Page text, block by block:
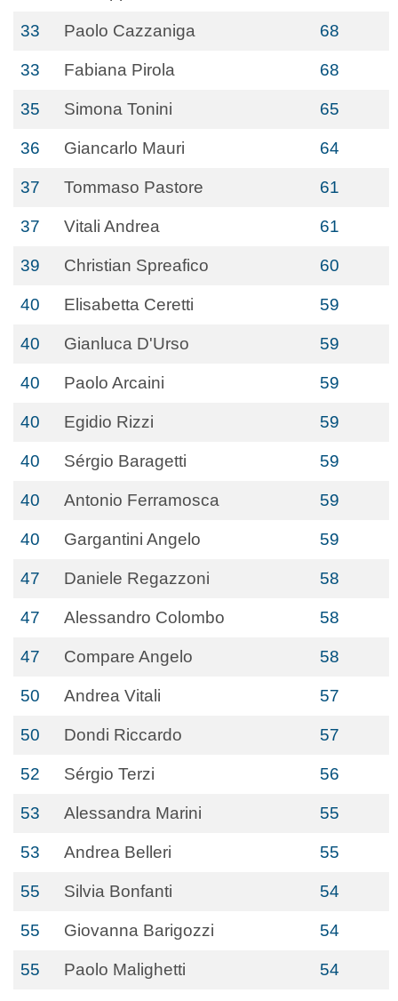
33 Paolo Cazzaniga 68
33 Fabiana Pirola 68
35 Simona Tonini 65
36 Giancarlo Mauri 64
37 Tommaso Pastore 61
37 Vitali Andrea 61
39 Christian Spreafico 60
40 Elisabetta Ceretti 59
40 Gianluca D'Urso 59
40 Paolo Arcaini 59
40 Egidio Rizzi 59
40 Sérgio Baragetti 59
40 Antonio Ferramosca 59
40 Gargantini Angelo 59
47 Daniele Regazzoni 58
47 Alessandro Colombo 58
47 Compare Angelo 58
50 Andrea Vitali 57
50 Dondi Riccardo 57
52 Sérgio Terzi 56
53 Alessandra Marini 55
53 Andrea Belleri 55
55 Silvia Bonfanti 54
55 Giovanna Barigozzi 54
55 Paolo Malighetti 54